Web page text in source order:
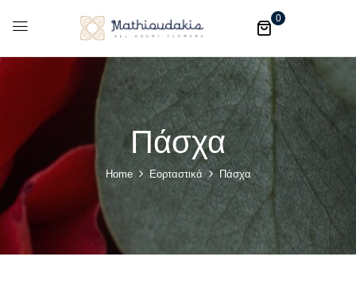
0
Πάσχα
Home Εορταστικά Πάσχα